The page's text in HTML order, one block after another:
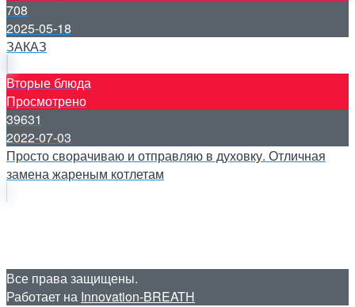
708
2025-05-18
ЗАКАЗ
Вторые блюда
Просмотрено
39631
2022-07-03
Просто сворачиваю и отправляю в духовку. Отличная
замена жареным котлетам
Все права защищены.
Работает на Innovation-BREATH